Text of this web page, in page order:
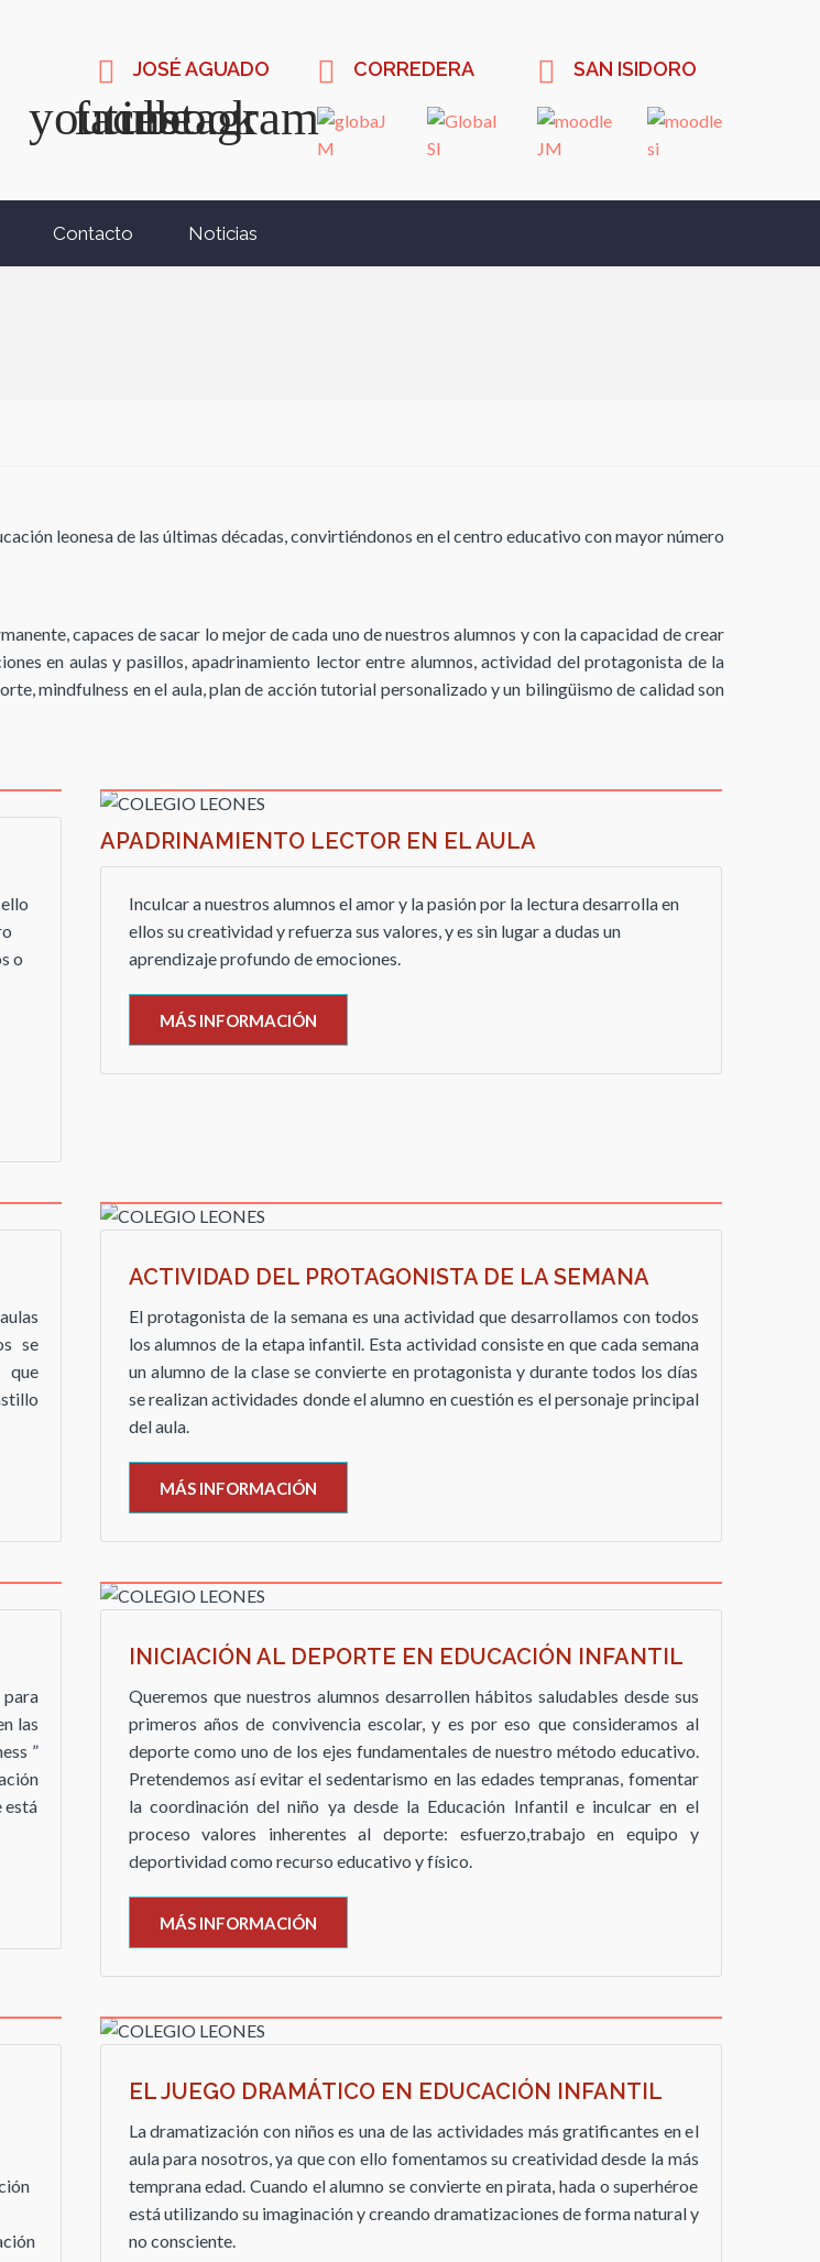
JOSÉ AGUADO CORREDERA SAN ISIDORO
Contacto Noticias
leonesa de las últimas décadas, convirtiéndonos en el centro educativo con mayor número
capaces de sacar lo mejor de cada uno de nuestros alumnos y con la capacidad de crear
en aulas y pasillos, apadrinamiento lector entre alumnos, actividad del protagonista de la
mindfulness en el aula, plan de acción tutorial personalizado y un bilingüismo de calidad son
o
APADRINAMIENTO LECTOR EN EL AULA
Inculcar a nuestros alumnos el amor y la pasión por la lectura desarrolla en
ellos su creatividad y refuerza sus valores, y es sin lugar a dudas un
aprendizaje profundo de emociones.
MÁS INFORMACIÓN
se
que
ACTIVIDAD DEL PROTAGONISTA DE LA SEMANA
El protagonista de la semana es una actividad que desarrollamos con todos
los alumnos de la etapa infantil. Esta actividad consiste en que cada semana
un alumno de la clase se convierte en protagonista y durante todos los días
se realizan actividades donde el alumno en cuestión es el personaje principal
del aula.
MÁS INFORMACIÓN
las
”
está
INICIACIÓN AL DEPORTE EN EDUCACIÓN INFANTIL
Queremos que nuestros alumnos desarrollen hábitos saludables desde sus
primeros años de convivencia escolar, y es por eso que consideramos al
deporte como uno de los ejes fundamentales de nuestro método educativo.
Pretendemos así evitar el sedentarismo en las edades tempranas, fomentar
la coordinación del niño ya desde la Educación Infantil e inculcar en el
proceso valores inherentes al deporte: esfuerzo,trabajo en equipo y
deportividad como recurso educativo y físico.
MÁS INFORMACIÓN
EL JUEGO DRAMÁTICO EN EDUCACIÓN INFANTIL
La dramatización con niños es una de las actividades más gratificantes en el
aula para nosotros, ya que con ello fomentamos su creatividad desde la más
temprana edad. Cuando el alumno se convierte en pirata, hada o superhéroe
está utilizando su imaginación y creando dramatizaciones de forma natural y
no consciente.